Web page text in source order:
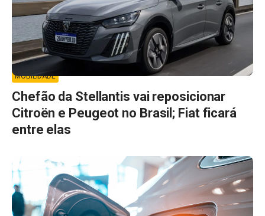
MOBILIDADE
Chefão da Stellantis vai reposicionar
Citroën e Peugeot no Brasil; Fiat ficará
entre elas